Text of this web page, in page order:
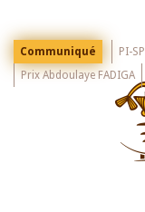
main
content
Menu
Top
Communiqué PI-
Prix Abdoulaye FADIGA